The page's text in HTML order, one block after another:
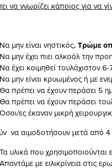
να γνωρίζει κάποιος για να
Να μην είναι νηστικός.Τρώμε
μην έχει πιει αλκοόλ την
έχει κοιμηθεί τουλάχιστον
μην είναι κρυωμένος ή με
πρέπει να έχουν περάσει 5
πρέπει να έχουν περάσει
ες έκαναν μικρή
να αιμοδοτήσουν μετά από 4
υλικά που χρησιμοποιούνται
με ειλικρίνεια στις